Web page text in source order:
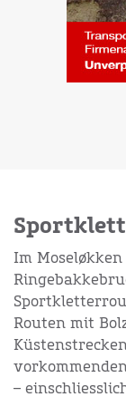
Im
Routen mit
–